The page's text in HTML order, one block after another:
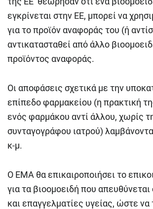
εγκρίνεται στην ΕΕ, μπορεί να
για το προϊόν αναφοράς του (ή
αντικατασταθεί από άλλο
προϊόντος αναφοράς.
Οι αποφάσεις σχετικά με την
επίπεδο φαρμακείου (η πρακτική
ενός φαρμάκου αντί άλλου, χωρίς
συνταγογράφου ιατρού)
κ-μ.
Ο EMA θα επικαιροποιήσει το
για τα βιοομοειδή που απευθύνεται
και επαγγελματίες υγείας, ώστε να